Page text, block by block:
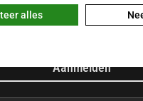
Aanmelden
alles